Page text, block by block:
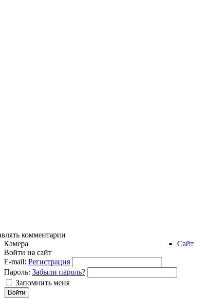
комментарии
Камера
Войти на сайт
E-mail: Регистрация
Пароль: Забыли пароль?
Запомнить меня
Сайт